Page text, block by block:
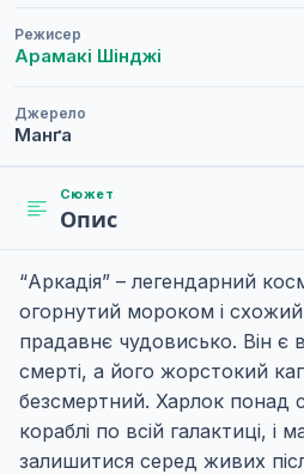
Режисер
Арамакі Шінджі
Джерело
Манґа
Сюжет
Опис
“Аркадія” – легендарний
огорнутий мороком і
прадавнє чудовисько. Він є
смерті, а його жорстокий
безсмертний. Харлок понад
кораблі по всій галактиці,
залишитися серед живих